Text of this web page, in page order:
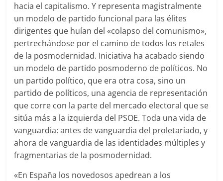
hacia el capitalismo. Y representa magistralmente
un modelo de partido funcional para las élites
dirigentes que huían del «colapso del comunismo»,
pertrechándose por el camino de todos los retales
de la posmodernidad. Iniciativa ha acabado siendo
un modelo de partido posmoderno de políticos. No
un partido político, que era otra cosa, sino un
partido de políticos, una agencia de representación
que corre con la parte del mercado electoral que se
sitúa más a la izquierda del PSOE. Toda una vida de
vanguardia: antes de vanguardia del proletariado, y
ahora de vanguardia de las identidades múltiples y
fragmentarias de la posmodernidad.
«En España los novedosos apedrean a los